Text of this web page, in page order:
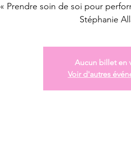
« Prendre soin de soi pour
Stéphanie
Aucun billet en
Voir d'autres